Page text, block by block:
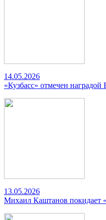
14.05.2026
«Кузбасс» отмечен
13.05.2026
Михаил Каштанов покидает